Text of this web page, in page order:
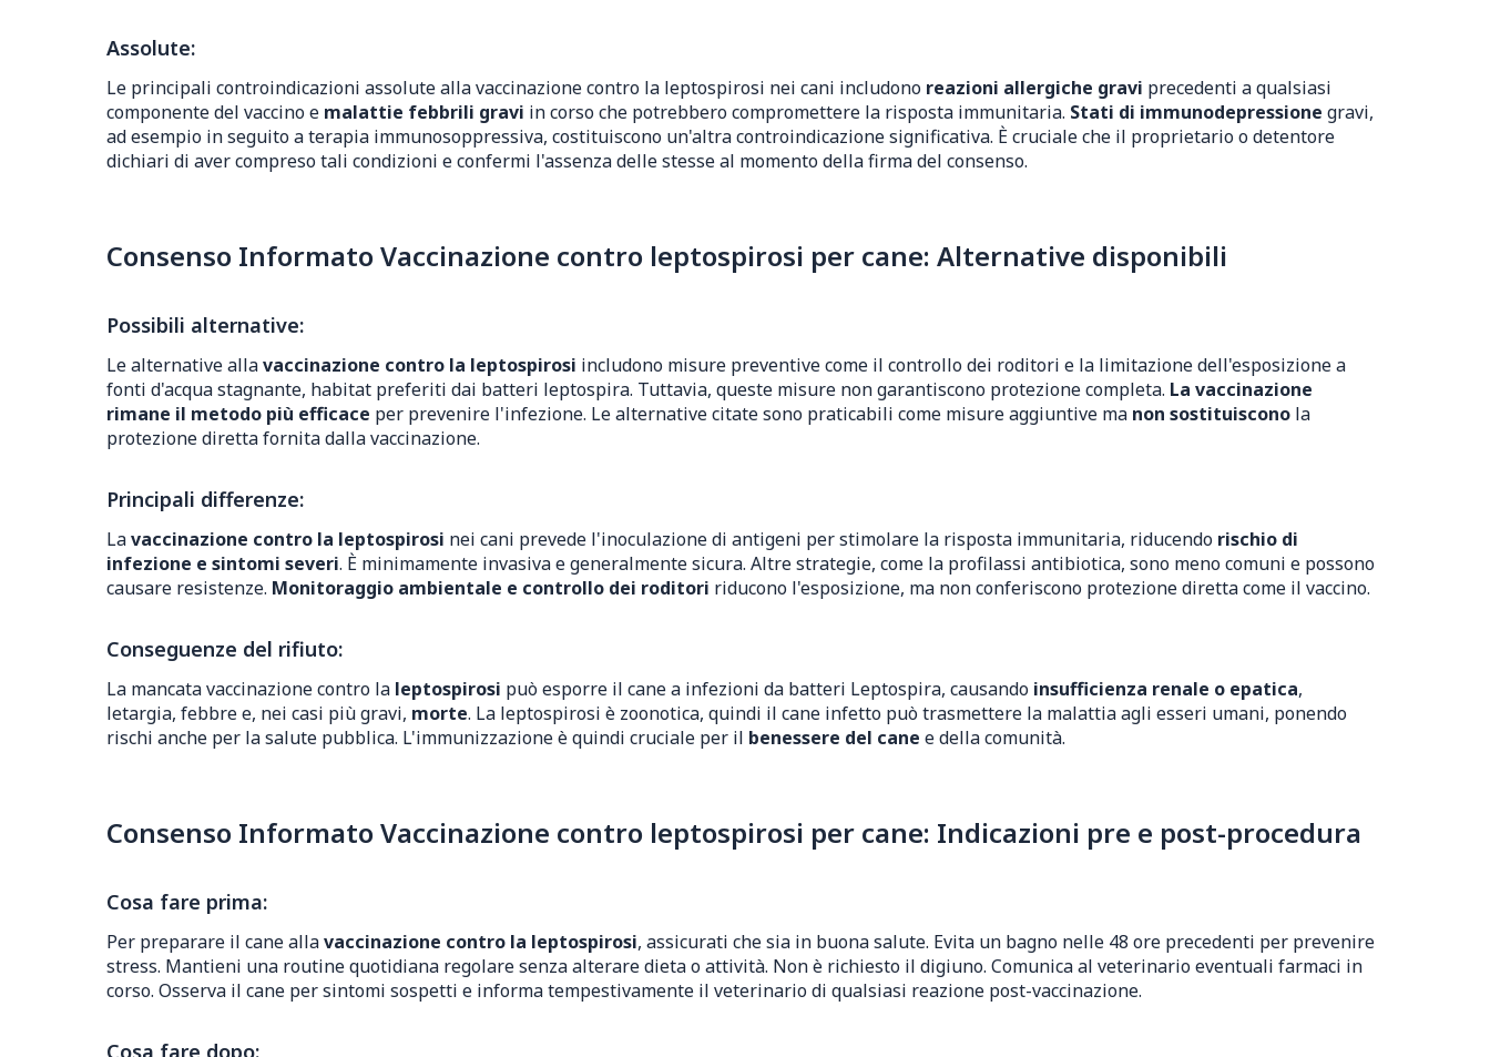
Assolute:
Le principali controindicazioni assolute alla vaccinazione contro la leptospirosi nei cani includono reazioni allergiche gravi precedenti a qualsiasi
componente del vaccino e malattie febbrili gravi in corso che potrebbero compromettere la risposta immunitaria. Stati di immunodepressione gravi,
ad esempio in seguito a terapia immunosoppressiva, costituiscono un'altra controindicazione significativa. È cruciale che il proprietario o detentore
dichiari di aver compreso tali condizioni e confermi l'assenza delle stesse al momento della firma del consenso.
Consenso Informato Vaccinazione contro leptospirosi per cane: Alternative disponibili
Possibili alternative:
Le alternative allavaccinazione contro la leptospirosi includono misure preventive come il controllo dei roditori e la limitazione dell'esposizione a
fonti d'acqua stagnante, habitat preferiti dai batteri leptospira. Tuttavia, queste misure non garantiscono protezione completa. La vaccinazione
rimane il metodo più efficace per prevenire l'infezione. Le alternative citate sono praticabili come misure aggiuntive ma non sostituiscono la
protezione diretta fornita dalla vaccinazione.
Principali differenze:
Lavaccinazione contro la leptospirosi nei cani prevede l'inoculazione di antigeni per stimolare la risposta immunitaria, riducendo rischio di
infezione e sintomi severi. È minimamente invasiva e generalmente sicura. Altre strategie, come la profilassi antibiotica, sono meno comuni e possono
causare resistenze. Monitoraggio ambientale e controllo dei roditori riducono l'esposizione, ma non conferiscono protezione diretta come il vaccino.
Conseguenze del rifiuto:
La mancata vaccinazione contro la leptospirosi può esporre il cane a infezioni da batteri Leptospira, causando insufficienza renale o epatica,
letargia, febbre e, nei casi più gravi, morte. La leptospirosi è zoonotica, quindi il cane infetto può trasmettere la malattia agli esseri umani, ponendo
rischi anche per la salute pubblica. L'immunizzazione è quindi cruciale per il benessere del cane e della comunità.
Consenso Informato Vaccinazione contro leptospirosi per cane: Indicazioni pre e post-procedura
Cosa fare prima:
Per preparare il cane allavaccinazione contro la leptospirosi, assicurati che sia in buona salute. Evita un bagno nelle 48 ore precedenti per prevenire
stress. Mantieni una routine quotidiana regolare senza alterare dieta o attività. Non è richiesto il digiuno. Comunica al veterinario eventuali farmaci in
corso. Osserva il cane per sintomi sospetti e informa tempestivamente il veterinario di qualsiasi reazione post-vaccinazione.
Cosa fare dopo: